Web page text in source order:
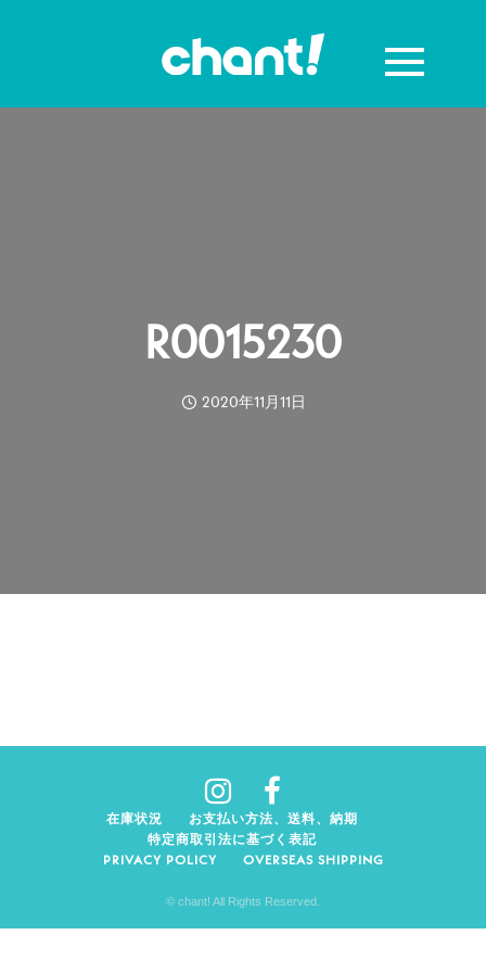
R0015230
2020年11月11日
在庫状況
お支払い方法、送料、納期
特定商取引法に基づく表記
PRIVACY POLICY
OVERSEAS SHIPPING
© chant! All Rights Reserved.